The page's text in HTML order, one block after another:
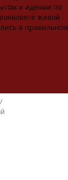
и идеями по
живой
в правильном
/